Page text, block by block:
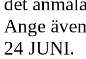
Ange
24 JUNI.